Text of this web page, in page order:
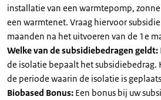
installatie van een warmtepomp,
een warmtenet. Vraag hiervoor
maanden na het uitvoeren van de 1e
Welke van de subsidiebedragen geldt:
de isolatie bepaalt het subsidiebedrag.
de periode waarin de isolatie is
Biobased Bonus: Een bonus bij uw